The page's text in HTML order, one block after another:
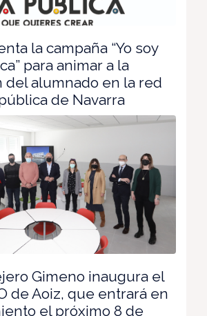
la campaña “Yo soy
para animar a la
del alumnado en la red
de Navarra
Gimeno inaugura el
de Aoiz, que entrará en
el próximo 8 de